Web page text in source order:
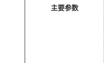
主要参数